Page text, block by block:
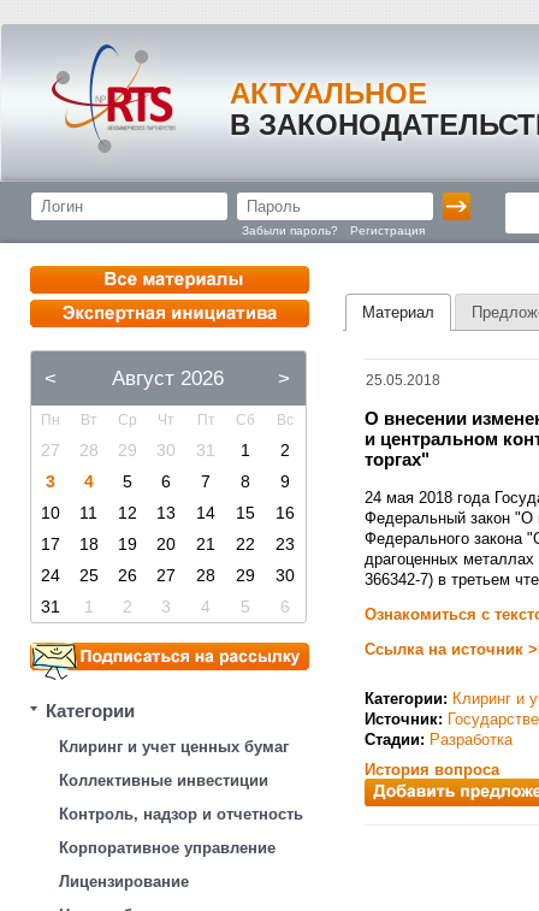
АКТУАЛЬНОЕ
В
Забыли пароль? Регистрация
< Август 2026 >
Пн Вт Ср Чт Пт Сб Вс
27 28 29 30 31 1
2
3
4 5 6 7 8
9
10
11 12 13 14 15
16
17
18 19 20 21 22
23
24
25 26 27 28 29
30
31
1 2 3 4 5 6
Категории
Клиринг и учет ценных бумаг
Коллективные инвестиции
Контроль, надзор и отчетность
Корпоративное управление
Лицензирование
Материал
25.05.2018
О внесении
и центральном
торгах"
24 мая 2018 года
Федеральный закон "О
Федерального закона
драгоценных металлах
366342-7) в третьем
Ознакомиться с
Ссылка на источник
Категории: Клиринг и
Источник:
Стадии: Разработка
История вопроса